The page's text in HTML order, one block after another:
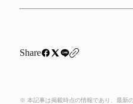
Share
※ 本記事は掲載時点の情報であり、最新